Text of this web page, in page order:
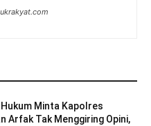
Minta Kapolres
Arfak Tak Menggiring Opini,